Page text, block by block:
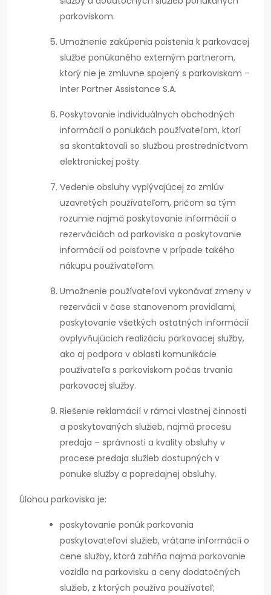
parkoviskom.
Umožnenie zakúpenia poistenia k parkovacej
službe ponúkaného externým partnerom,
ktorý nie je zmluvne spojený s parkoviskom –
Inter Partner Assistance S.A.
Poskytovanie individuálnych obchodných
informácií o ponukách používateľom, ktorí
sa skontaktovali so službou prostredníctvom
elektronickej pošty.
Vedenie obsluhy vyplývajúcej zo zmlúv
uzavretých používateľom, pričom sa tým
rozumie najmä poskytovanie informácií o
rezerváciách od parkoviska a poskytovanie
informácií od poisťovne v prípade takého
nákupu používateľom.
Umožnenie používateľovi vykonávať zmeny v
rezervácii v čase stanovenom pravidlami,
poskytovanie všetkých ostatných informácií
ovplyvňujúcich realizáciu parkovacej služby,
ako aj podpora v oblasti komunikácie
používateľa s parkoviskom počas trvania
parkovacej služby.
Riešenie reklamácií v rámci vlastnej činnosti
a poskytovaných služieb, najmä procesu
predaja – správnosti a kvality obsluhy v
procese predaja služieb dostupných v
ponuke služby a popredajnej obsluhy.
Úlohou parkoviska je:
poskytovanie ponúk parkovania
poskytovateľovi služieb, vrátane informácií o
cene služby, ktorá zahŕňa najmä parkovanie
vozidla na parkovisku a ceny dodatočných
služieb, z ktorých používa používateľ;